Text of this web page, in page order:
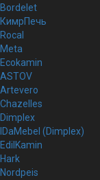
Bordelet
КимрПечь
Rocal
Meta
Ecokamin
ASTOV
Artevero
Chazelles
Dimplex
IDaMebel (Dimplex)
EdilKamin
Hark
Nordpeis